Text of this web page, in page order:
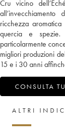
Cru vicino
ricchezza
quercia e spezie.
particolarmente
migliori produzioni
15 e i 30 anni
CONSULTA
ALTRI